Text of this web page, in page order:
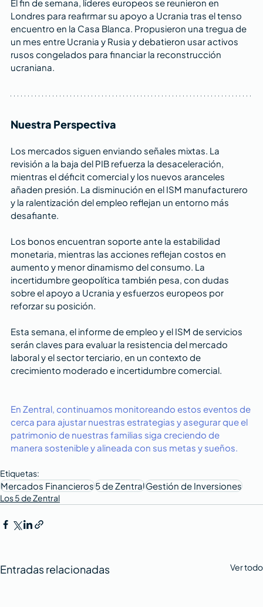
El fin de semana, líderes europeos se reunieron en
Londres para reafirmar su apoyo a Ucrania tras el tenso
encuentro en la Casa Blanca. Propusieron una tregua de
un mes entre Ucrania y Rusia y debatieron usar activos
rusos congelados para financiar la reconstrucción
ucraniana.
Nuestra Perspectiva
Los mercados siguen enviando señales mixtas. La
revisión a la baja del PIB refuerza la desaceleración,
mientras el déficit comercial y los nuevos aranceles
añaden presión. La disminución en el ISM manufacturero
y la ralentización del empleo reflejan un entorno más
desafiante.
Los bonos encuentran soporte ante la estabilidad
monetaria, mientras las acciones reflejan costos en
aumento y menor dinamismo del consumo. La
incertidumbre geopolítica también pesa, con dudas
sobre el apoyo a Ucrania y esfuerzos europeos por
reforzar su posición.
Esta semana, el informe de empleo y el ISM de servicios
serán claves para evaluar la resistencia del mercado
laboral y el sector terciario, en un contexto de
crecimiento moderado e incertidumbre comercial.
En Zentral, continuamos monitoreando estos eventos de
cerca para ajustar nuestras estrategias y asegurar que el
patrimonio de nuestras familias siga creciendo de
manera sostenible y alineada con sus metas y sueños​​​​.
Etiquetas:
Mercados Financieros5 de ZentralGestión de Inversiones
Los 5 de Zentral
Entradas relacionadas Ver todo